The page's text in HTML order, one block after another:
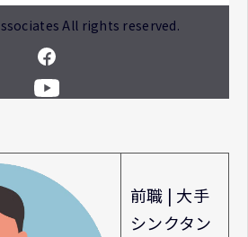
All rights reserved.
前職 | 大手
シンクタン